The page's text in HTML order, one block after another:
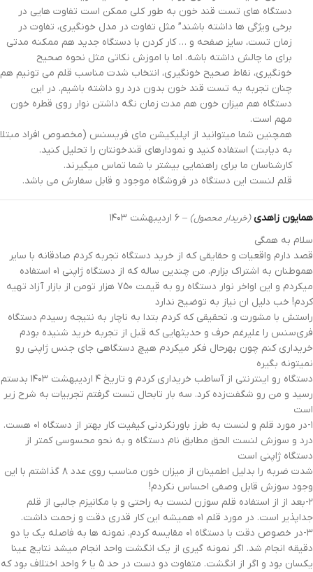
دستگاه های تست قند خون به طور کلی ممکن است تفاوت هایی در
برخی ویژگی ها داشته باشند” مثل تفاوت در مدل خونگیری، تفاوت در
زمان تست، سایز صفحه و … کار کردن با دستگاه جدید هم ممکنه مدتی
برای ما چالش داشته باشه. اما با اموزش نکاتی مثل نحوه صحیح
خونگیری، نقاط صحیح خونگیری، انتخاب شدت مناسب قلم می تونیم هم
چنان تجربه یه تست قند خون بدون درد رو داشته باشیم. در این
دستگاه هم میزان خون هم مدت زمان نگه داشتن نوار روی قطره خون
مهم است.
همچنین شما میتوانید از اپلیکیشن مای فریسنس (مخصوص افراد مبتلا
به دیابت) استفاده کنید و نمودارهای قندخونتان را تحلیل کنید.
کارشناسان ما برای راهنمایی بیشتر با شما تماس میگیرند.
قلم لنست این دستگاه در فروشگاه موجود و قابل سفارش می باشد.
همایون زاهدی(خریدار محصول) – ۶ اردیبهشت ۱۴۰۳
سلام به همگی
قصد دارم واقعیات و حقایقی که از خرید دستگاه تجربه کردم صادقانه با سایر
هموطنان به اشتراک بزارم. من چندین ساله که از دستگاه ژاپنی ۰۱ استفاده
میکردم و این اواخر نوار دستگاه رو به قیمت ۷۵۰ هزار تومن از بازار آزاد تهیه
کردم! خب دلیل ان نیاز به توضیح ندارد
راستش با مشورت و. تحقیقی که کردم بتدا به ناچار به نتیجه رسیدم دستگاه
فری‌سنس را علیرغم حرف و حدیثهایی که قبل از تجربه خرید شنیده بودم
خریداری کنم چون بهرحال فکر میکردم هیچ دستگاهی جای جنس ژاپنی رو
نمیتونه بگیره
دستگاه رو اینترنتی از آساطب خریداری کردم و تاریخ ۴ اردیبهشت ۱۴۰۳ بدستم
رسید و من رو شگفت‌زده کرد. سه بار تابحال تست گرفتم تجربیات به شرح زیر
است
۱-در مورد قلم و لنست به طرز باورنکردنی کیفیت کار بهتر از دستگاه ۰۱ هست.
درد و سوزش لنست الحق مطابق نام دستگاه و به نحو محسوسی کمتر از
دستگاه ژاپنی است
شدت ضربه را بدلیل اطمینان از میزان خون مناسب روی عدد ۸ گذاشتم با این
وجود سوزش قابل وصفی احساس نکردم!
۲-بعد از از استفاده قلم سوزن لنست به راحتی و با مکانیزم جالبی از قلم
جداپذیر است. در مورد قلم ۰۱ همیشه این کار قدری دقت و زحمت داشت.
۳-در خصوص دقت با دستگاه ۰۱ مقایسه کردم. نمونه ها به فاصله یک یا دو
دقیقه انجام شد. اگر نمونه گیری از یک انگشت واحد انجام میشد نتایج عینا
یکسان بود و اگر از انگشت. متفاوت دو دست در حد ۵ یا ۶ واحد اختلاف بود که